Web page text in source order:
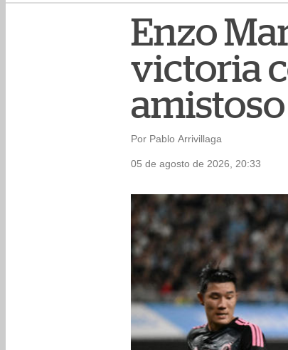
Enzo
victoria
amistoso
Por Pablo Arrivillaga
05 de agosto de 2026, 20:33